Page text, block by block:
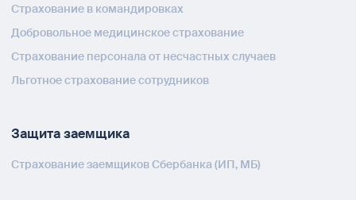
Страхование в командировках
Добровольное медицинское страхование
Страхование персонала от несчастных случаев
Льготное страхование сотрудников
Защита заемщика
Страхование заемщиков Сбербанка (ИП, МБ)